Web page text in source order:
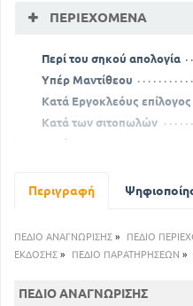
ΠΕΡΙΕΧΌΜΕΝΑ
Περί του σηκού απολογία
Υπέρ Μαντίθεου
Κατά Εργοκλεόυς επίλογος
Κατά των σιτοπωλών
Λυσίας
Περιγραφή
ΠΕΔΙΟ ΑΝΑΓΝΩΡΙΣΗΣ » ΠΕΔΙΟ
ΕΚΔΟΣΗΣ » ΠΕΔΙΟ ΠΑΡΑΤΗΡΗΣΕΩΝ »
ΠΕΔΙΟ ΑΝΑΓΝΩΡΙΣΗΣ